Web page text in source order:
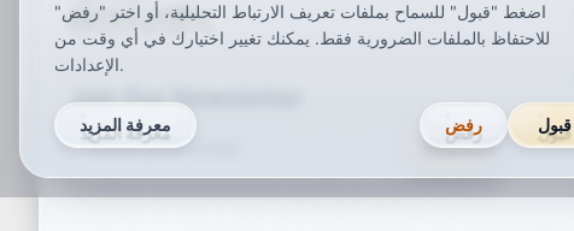
اضغط "قبول" للسماح بملفات تعريف الارتباط التحليلية، أو اختر "رفض"
للاحتفاظ بالملفات الضرورية فقط. يمكنك تغيير اختيارك في أي وقت من
الإعدادات.
معرفة المزيد رفض قبول
arde enesfr jakoptvizhx-default
Join Our Newsletter
Subscribe